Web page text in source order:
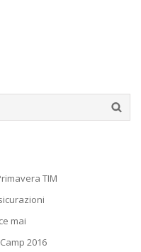
TIM
mai
2016